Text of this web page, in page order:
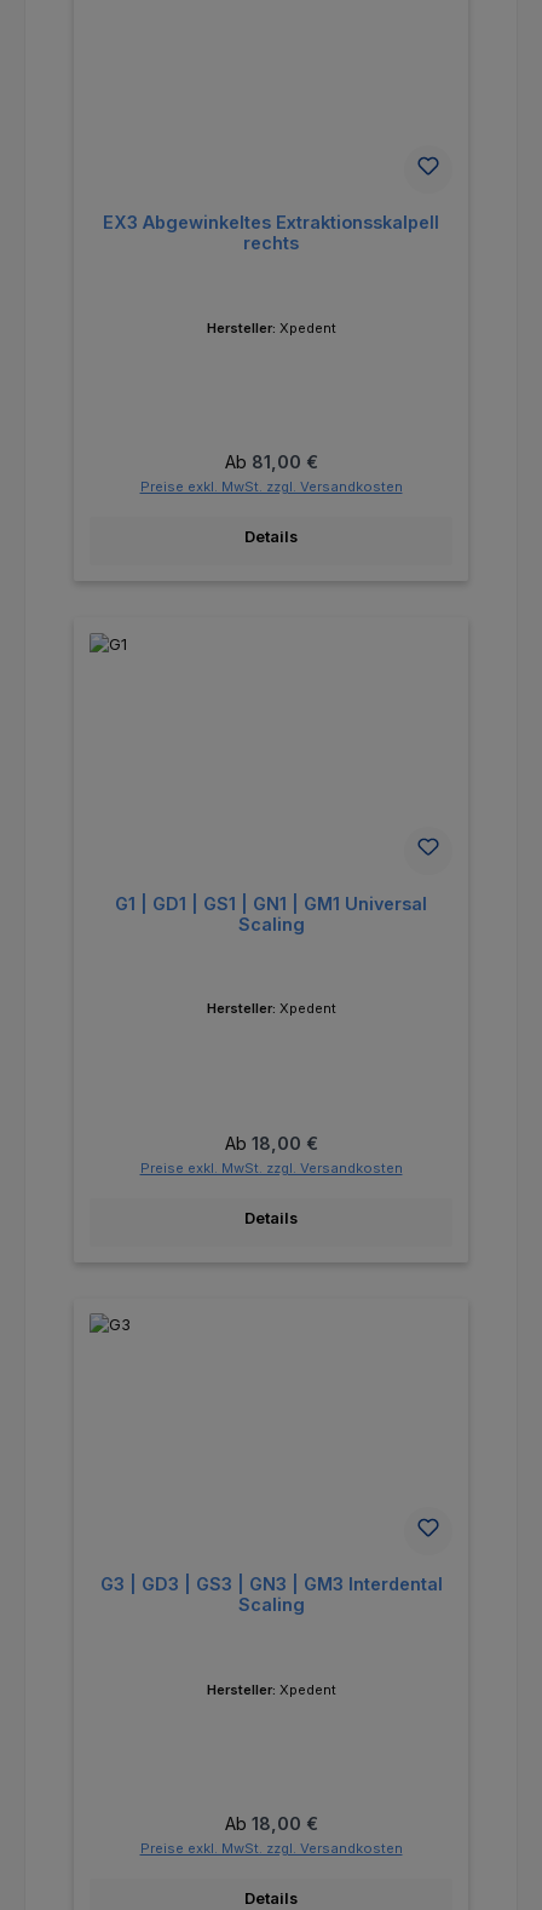
EX3 Abgewinkeltes Extraktionsskalpell
rechts
Hersteller: Xpedent
Regulärer Preis:
Ab 81,00 €
Preise exkl. MwSt. zzgl. Versandkosten
Details
G1 | GD1 | GS1 | GN1 | GM1 Universal
Scaling
Hersteller: Xpedent
Regulärer Preis:
Ab 18,00 €
Preise exkl. MwSt. zzgl. Versandkosten
Details
G3 | GD3 | GS3 | GN3 | GM3 Interdental
Scaling
Hersteller: Xpedent
Regulärer Preis:
Ab 18,00 €
Preise exkl. MwSt. zzgl. Versandkosten
Details